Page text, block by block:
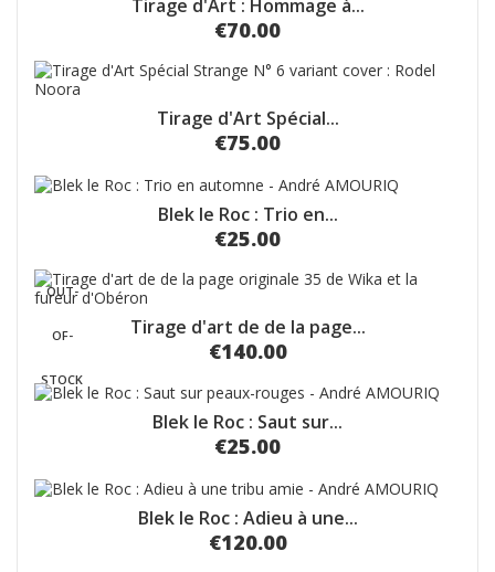
Tirage d'Art : Hommage à...
€70.00
Tirage d'Art Spécial...
€75.00
Blek le Roc : Trio en...
€25.00
Tirage d'art de de la page...
€140.00
OUT-
OF-
STOCK
Blek le Roc : Saut sur...
€25.00
Blek le Roc : Adieu à une...
€120.00